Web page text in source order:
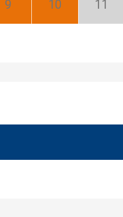
Září:
Říjen: